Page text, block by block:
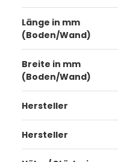
Länge in mm
(Boden/Wand)
Breite in mm
(Boden/Wand)
Hersteller
Hersteller